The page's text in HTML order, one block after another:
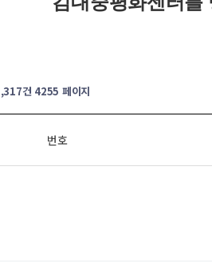
건4255 페이지
번호